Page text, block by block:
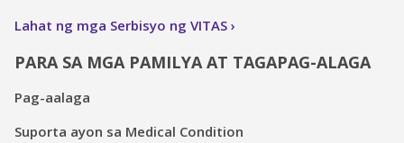
Lahat ng mga Serbisyo ng VITAS
PARA SA MGA PAMILYA AT TAGAPAG-ALAGA
Pag-aalaga
Suporta ayon sa Medical Condition